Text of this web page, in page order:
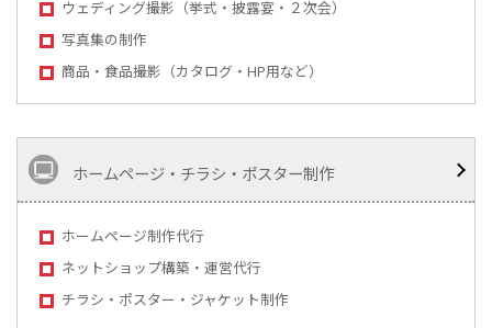
ウェディング撮影（挙式・披露宴・２次会）
写真集の制作
商品・食品撮影（カタログ・HP用など）
ホームページ・チラシ・ポスター制作
ホームページ制作代行
ネットショップ構築・運営代行
チラシ・ポスター・ジャケット制作